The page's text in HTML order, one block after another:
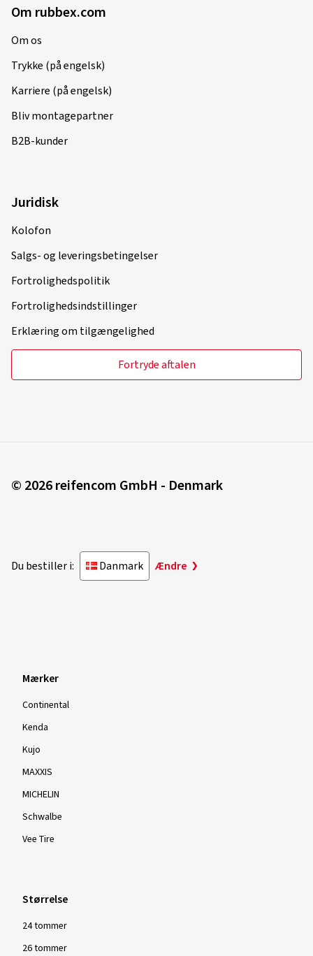
Om rubbex.com
Om os
Trykke (på engelsk)
Karriere (på engelsk)
Bliv montagepartner
B2B-kunder
Juridisk
Kolofon
Salgs- og leveringsbetingelser
Fortrolighedspolitik
Fortrolighedsindstillinger
Erklæring om tilgængelighed
Fortryde aftalen
© 2026 reifencom GmbH - Denmark
Du bestiller i: Danmark Ændre
Mærker
Continental
Kenda
Kujo
MAXXIS
MICHELIN
Schwalbe
Vee Tire
Størrelse
24 tommer
26 tommer